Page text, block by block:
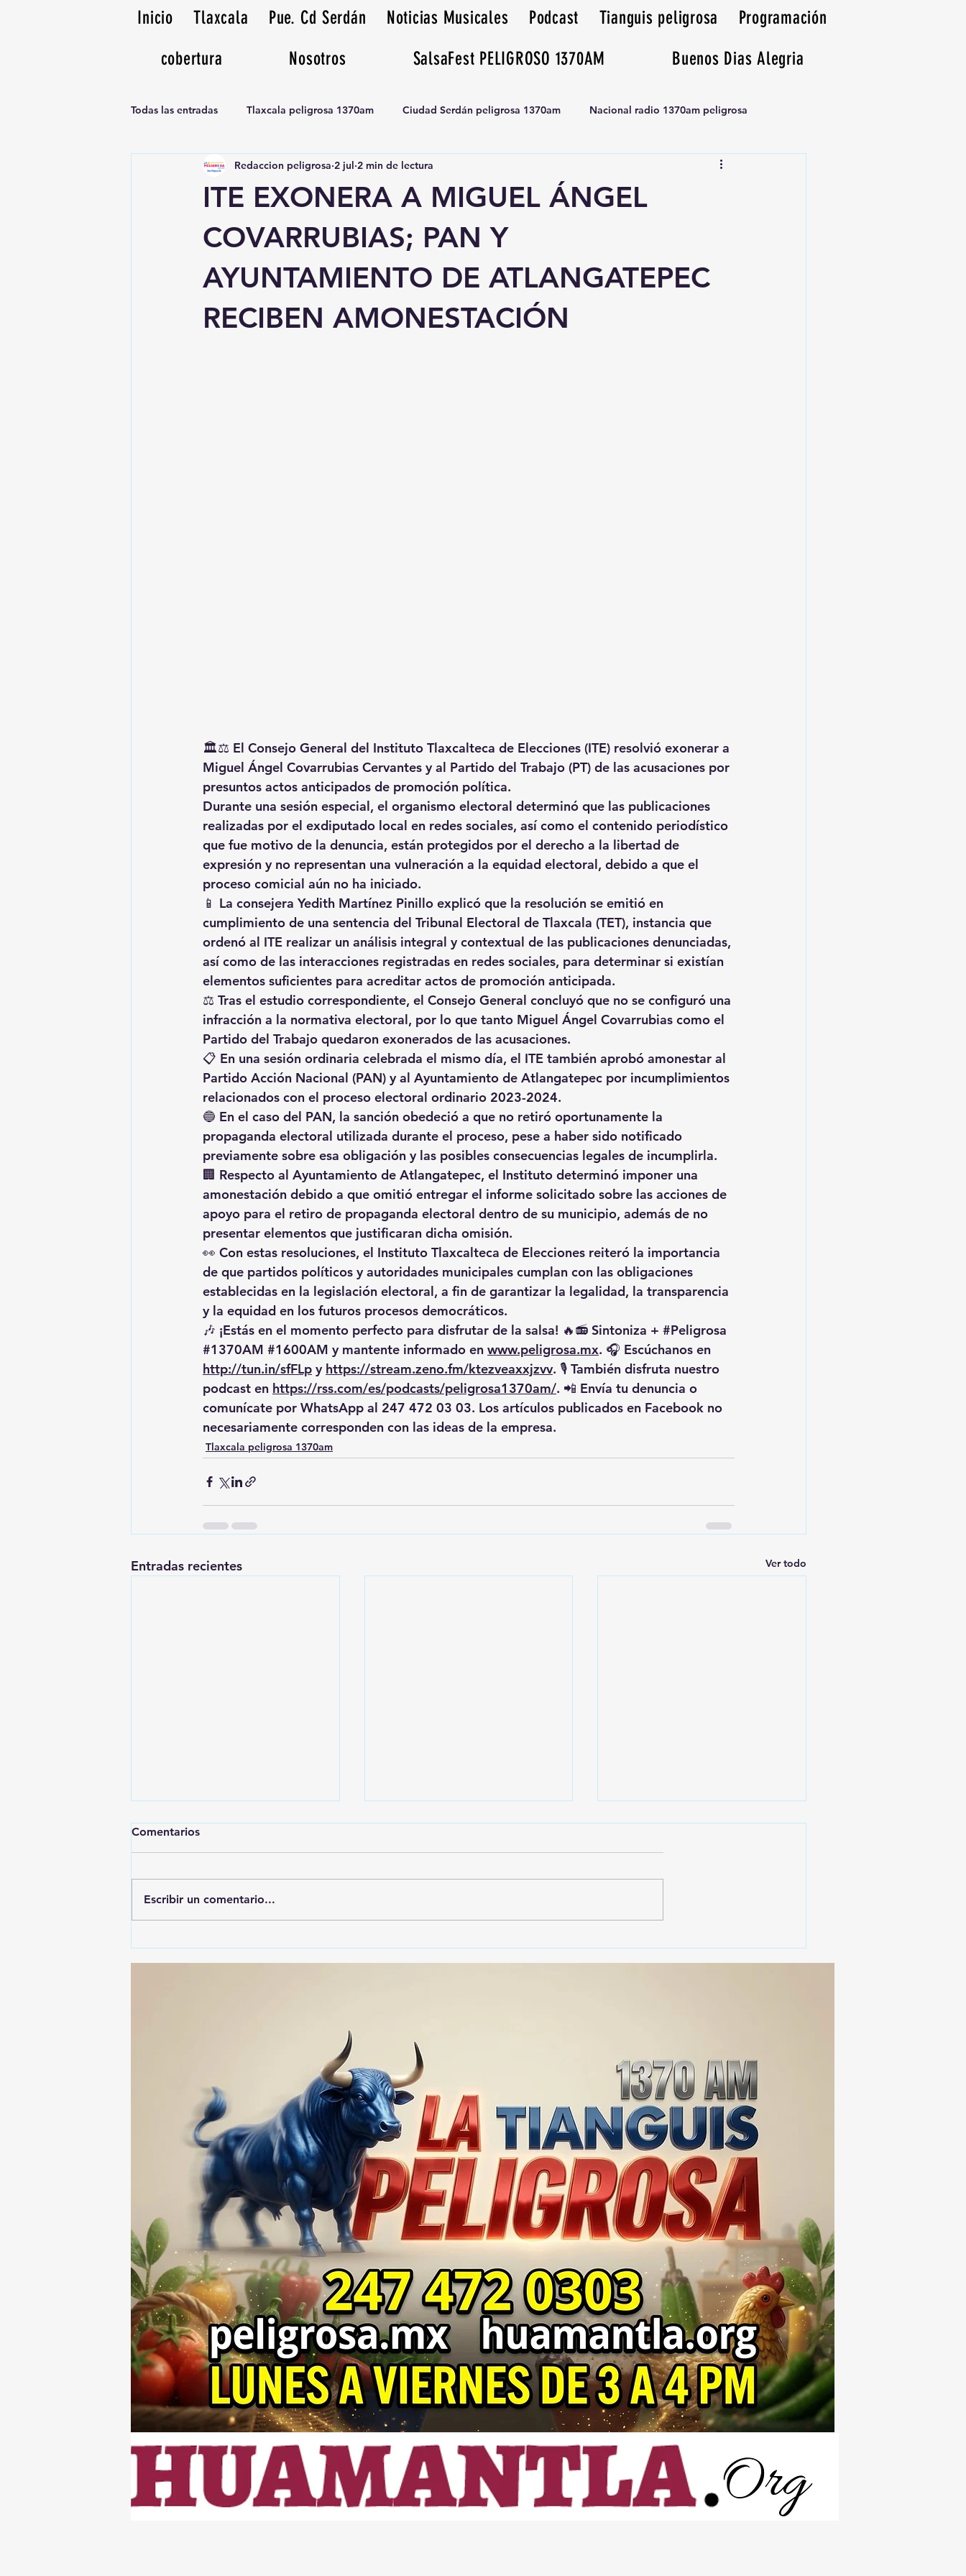
Inicio Tlaxcala Pue. Cd Serdán Noticias Musicales Podcast Tianguis peligrosa
Programación
cobertura
Nosotros SalsaFest PELIGROSO 1370AM Buenos Dias Alegria
Todas las entradas Tlaxcala peligrosa 1370am Ciudad Serdán peligrosa 1370am Nacional radio 1370am peligrosa
Noticias Musicales radio 1370am Tianguis peligrosa 1370am huamantla
ITE EXONERA A MIGUEL ÁNGEL
COVARRUBIAS; PAN Y
AYUNTAMIENTO DE ATLANGATEPEC
RECIBEN AMONESTACIÓN
Redaccion peligrosa 2 jul 2 min de lectura
🏛️⚖️ El Consejo General del Instituto Tlaxcalteca de Elecciones (ITE) resolvió exonerar a
Miguel Ángel Covarrubias Cervantes y al Partido del Trabajo (PT) de las acusaciones por
presuntos actos anticipados de promoción política.
Durante una sesión especial, el organismo electoral determinó que las publicaciones
realizadas por el exdiputado local en redes sociales, así como el contenido periodístico
que fue motivo de la denuncia, están protegidos por el derecho a la libertad de
expresión y no representan una vulneración a la equidad electoral, debido a que el
proceso comicial aún no ha iniciado.
📱 La consejera Yedith Martínez Pinillo explicó que la resolución se emitió en
cumplimiento de una sentencia del Tribunal Electoral de Tlaxcala (TET), instancia que
ordenó al ITE realizar un análisis integral y contextual de las publicaciones denunciadas,
así como de las interacciones registradas en redes sociales, para determinar si existían
elementos suficientes para acreditar actos de promoción anticipada.
⚖️ Tras el estudio correspondiente, el Consejo General concluyó que no se configuró una
infracción a la normativa electoral, por lo que tanto Miguel Ángel Covarrubias como el
Partido del Trabajo quedaron exonerados de las acusaciones.
📋 En una sesión ordinaria celebrada el mismo día, el ITE también aprobó amonestar al
Partido Acción Nacional (PAN) y al Ayuntamiento de Atlangatepec por incumplimientos
relacionados con el proceso electoral ordinario 2023-2024.
🔵 En el caso del PAN, la sanción obedeció a que no retiró oportunamente la
propaganda electoral utilizada durante el proceso, pese a haber sido notificado
previamente sobre esa obligación y las posibles consecuencias legales de incumplirla.
🏢 Respecto al Ayuntamiento de Atlangatepec, el Instituto determinó imponer una
amonestación debido a que omitió entregar el informe solicitado sobre las acciones de
apoyo para el retiro de propaganda electoral dentro de su municipio, además de no
presentar elementos que justificaran dicha omisión.
👀 Con estas resoluciones, el Instituto Tlaxcalteca de Elecciones reiteró la importancia
de que partidos políticos y autoridades municipales cumplan con las obligaciones
establecidas en la legislación electoral, a fin de garantizar la legalidad, la transparencia
y la equidad en los futuros procesos democráticos.
🎶 ¡Estás en el momento perfecto para disfrutar de la salsa! 🔥📻 Sintoniza + #Peligrosa
#1370AM #1600AM y mantente informado en www.peligrosa.mx. 🎧 Escúchanos en
http://tun.in/sfFLp y https://stream.zeno.fm/ktezveaxxjzvv. 🎙️ También disfruta nuestro
podcast en https://rss.com/es/podcasts/peligrosa1370am/. 📲 Envía tu denuncia o
comunícate por WhatsApp al 247 472 03 03. Los artículos publicados en Facebook no
necesariamente corresponden con las ideas de la empresa.
Tlaxcala peligrosa 1370am
Entradas recientes Ver todo
A PRESUNTO
GOBIERNO ADMITE QUE
25 MIL DOSIS DE DROGA
Comentarios
Escribir un comentario...